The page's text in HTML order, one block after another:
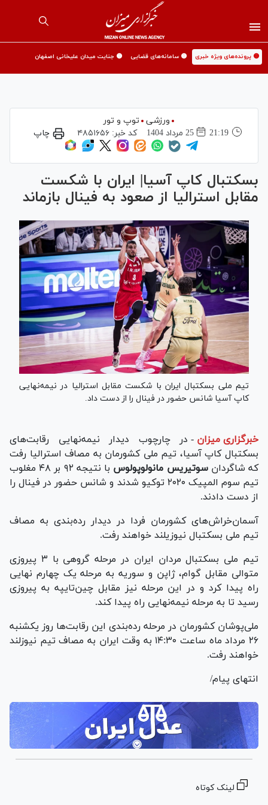
🟡 پرونده‌های ویژه خبری 🟡 سامانه‌های قضایی 🟡 جنایت میدان علیخانی اصفهان
ورزشی
توپ و تور
21:19
25 مرداد 1404 کد خبر: ۴۸۵۱۶۵۶ چاپ
بسکتبال کاپ آسیا| ایران با شکست
مقابل استرالیا از صعود به فینال بازماند
تیم ملی بسکتبال ایران با شکست مقابل استرالیا در نیمه‌نهایی
کاپ آسیا شانس حضور در فینال را از دست داد.
خبرگزاری میزان - در چارچوب دیدار نیمه‌نهایی رقابت‌های
بسکتبال کاپ آسیا، تیم ملی کشورمان به مصاف استرالیا رفت
که شاگردانسوتیریس مانولوپولوس
با نتیجه ۹۲ بر ۴۸ مغلوب
تیم سوم المپیک ۲۰۲۰ توکیو شدند و شانس حضور در فینال را
از دست دادند.
آسمان‌خراش‌های کشورمان فردا در دیدار رده‌بندی به مصاف
تیم ملی بسکتبال نیوزیلند خواهند رفت.
تیم ملی بسکتبال مردان ایران در مرحله گروهی با ۳ پیروزی
متوالی مقابل گوام، ژاپن و سوریه به مرحله یک چهارم نهایی
راه پیدا کرد و در این مرحله نیز مقابل چین‌تایپه به پیروزی
رسید تا به مرحله نیمه‌نهایی راه پیدا کند.
ملی‌پوشان کشورمان در مرحله رده‌بندی این رقابت‌ها روز یکشنبه
۲۶ مرداد ماه ساعت ۱۴:۳۰ به وقت ایران به مصاف تیم نیوزلند
خواهند رفت.
انتهای پیام/
لینک کوتاه